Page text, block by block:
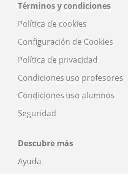
Términos y condiciones
Política de cookies
Configuración de Cookies
Política de privacidad
Condiciones uso profesores
Condiciones uso alumnos
Seguridad
Descubre más
Ayuda